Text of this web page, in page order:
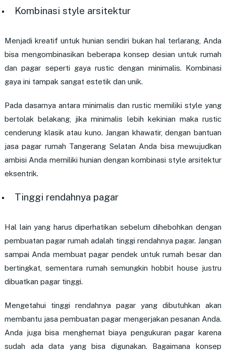
Kombinasi style arsitektur
Menjadi kreatif untuk hunian sendiri bukan hal terlarang, Anda
bisa mengombinasikan beberapa konsep desian untuk rumah
dan pagar seperti gaya rustic dengan minimalis. Kombinasi
gaya ini tampak sangat estetik dan unik.
Pada dasarnya antara minimalis dan rustic memiliki style yang
bertolak belakang, jika minimalis lebih kekinian maka rustic
cenderung klasik atau kuno. Jangan khawatir, dengan bantuan
jasa pagar rumah Tangerang Selatan Anda bisa mewujudkan
ambisi Anda memiliki hunian dengan kombinasi style arsitektur
eksentrik.
Tinggi rendahnya pagar
Hal lain yang harus diperhatikan sebelum dihebohkan dengan
pembuatan pagar rumah adalah tinggi rendahnya pagar. Jangan
sampai Anda membuat pagar pendek untuk rumah besar dan
bertingkat, sementara rumah semungkin hobbit house justru
dibuatkan pagar tinggi.
Mengetahui tinggi rendahnya pagar yang dibutuhkan akan
membantu jasa pembuatan pagar mengerjakan pesanan Anda.
Anda juga bisa menghemat biaya pengukuran pagar karena
sudah ada data yang bisa digunakan. Bagaimana konsep